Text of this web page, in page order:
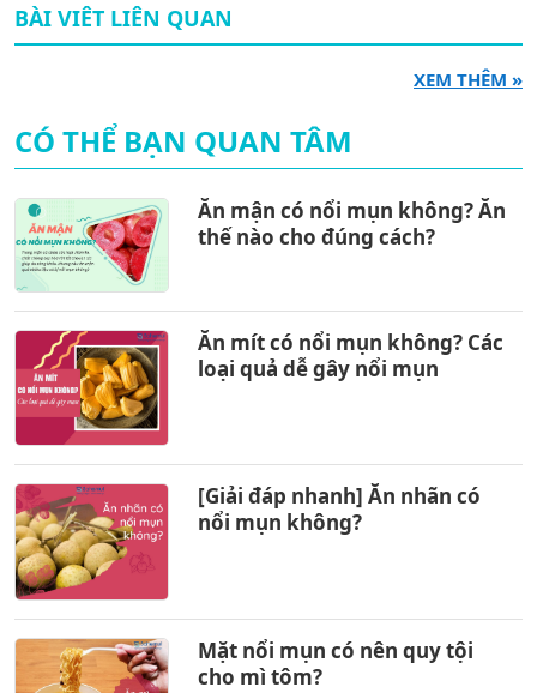
BÀI VIÊT LIÊN QUAN
XEM THÊM »
CÓ THỂ BẠN QUAN TÂM
Ăn mận có nổi mụn không? Ăn
thế nào cho đúng cách?
Ăn mít có nổi mụn không? Các
loại quả dễ gây nổi mụn
[Giải đáp nhanh] Ăn nhãn có
nổi mụn không?
Mặt nổi mụn có nên quy tội
cho mì tôm?